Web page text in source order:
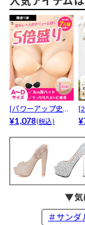
[パワーアップ史上
最強5倍盛りアップ
¥1,078(税込)
▼気
＃サンダ